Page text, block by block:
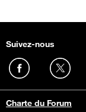
Suivez-nous
Charte du Forum